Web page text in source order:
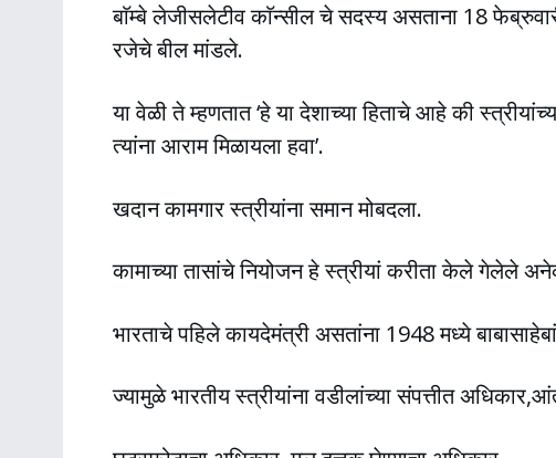
बाॅम्बे लेजीसलेटीव काॅन्सील चे सदस्य असताना 18
रजेचे बील मांडले.
या वेळी ते म्हणतात ‘हे या देशाच्या हिताचे आहे की
त्यांना आराम मिळायला हवा’.
खदान कामगार स्त्रीयांना समान मोबदला.
कामाच्या तासांचे नियोजन हे स्त्रीयां करीता केले गेलेले
भारताचे पहिले कायदेमंत्री असतांना 1948 मध्ये
ज्यामुळे भारतीय स्त्रीयांना वडीलांच्या संपत्तीत